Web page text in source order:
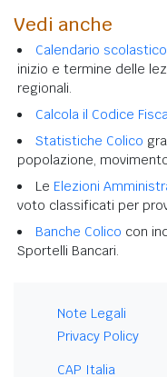
Vedi anche
Calendario
inizio e termine delle
regionali.
Calcola il Codice
Statistiche Colico
popolazione,
Le Elezioni
voto classificati per
Banche Colico con
Sportelli Bancari.
Note Legali
Privacy Policy
CAP Italia